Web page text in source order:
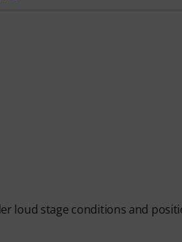
from the ground up. Whether
will automatically receive your
loud stage conditions and